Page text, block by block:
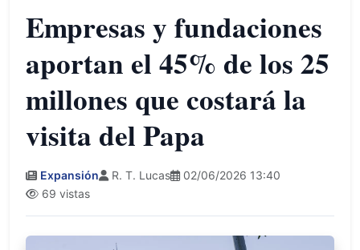
Empresas y fundaciones
aportan el 45% de los 25
millones que costará la
visita del Papa
Expansión R. T. Lucas
02/06/2026 13:40
69 vistas